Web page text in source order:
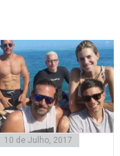
10 de Julho, 2017